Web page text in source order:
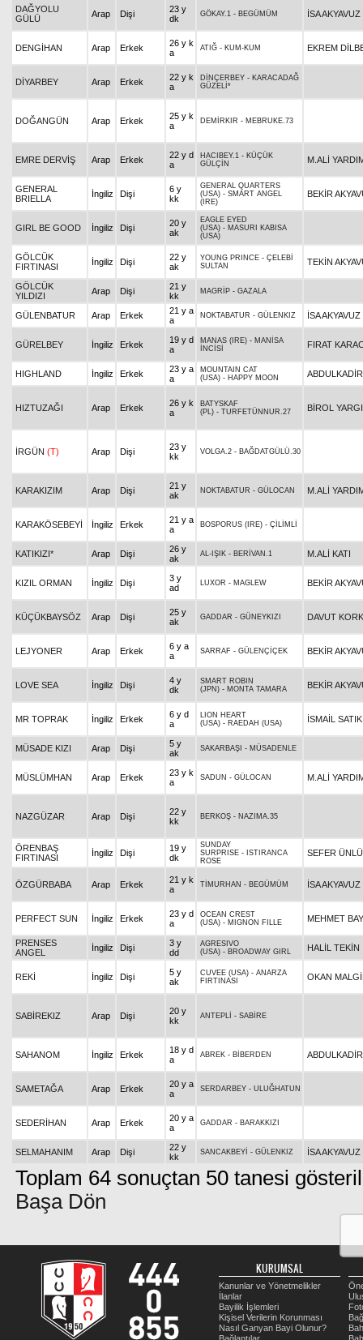
DAĞYOLU
GÜLÜ
Arap Dişi
23 y
dk
GÖKAY.1 - BEGÜMÜM İSA AKYAVUZ
DENGİHAN Arap Erkek
26 y k
a
ATIĞ - KUM-KUM EKREM
DİYARBEY Arap Erkek
22 y k
a
DİNÇERBEY - KARACADAĞ
GÜZELİ*
DOĞANGÜN Arap Erkek
25 y k
a
DEMİRKIR - MEBRUKE.73
EMRE DERVİŞ Arap Erkek
22 y d
a
HACIBEY.1 - KÜÇÜK
GÜLÇİN
M.ALİ
GENERAL
BRIELLA
İngiliz Dişi
6 y
kk
GENERAL QUARTERS
(USA) - SMART ANGEL
(IRE)
BEKİR
GIRL BE GOOD İngiliz Dişi
20 y
ak
EAGLE EYED
(USA) - MASURI KABISA
(USA)
GÖLCÜK
FIRTINASI
İngiliz Dişi
22 y
ak
YOUNG PRINCE - ÇELEBİ
SULTAN
TEKİN
GÖLCÜK
YILDIZI
Arap Dişi
21 y
kk
MAGRİP - GAZALA
GÜLENBATUR Arap Erkek
21 y a
a
NOKTABATUR - GÜLENKIZ İSA AKYAVUZ
GÜRELBEY İngiliz Erkek
19 y d
a
MANAS (IRE) - MANİSA
İNCİSİ
FIRAT
HIGHLAND İngiliz Erkek
23 y a
a
MOUNTAIN CAT
(USA) - HAPPY MOON
HIZTUZAĞI Arap Erkek
26 y k
a
BATYSKAF
(PL) - TURFETÜNNUR.27 BİROL YARGI
İRGÜN (T) Arap Dişi
23 y
kk
VOLGA.2 - BAĞDATGÜLÜ.30
KARAKIZIM Arap Dişi
21 y
ak
NOKTABATUR - GÜLOCAN M.ALİ
KARAKÖSEBEYİ İngiliz Erkek
21 y a
a
BOSPORUS (IRE) - ÇİLİMLİ
KATIKIZI* Arap Dişi
26 y
ak
AL-IŞIK - BERİVAN.1 M.ALİ KATI
KIZIL ORMAN İngiliz Dişi
3 y
ad
LUXOR - MAGLEW BEKİR
KÜÇÜKBAYSÖZ Arap Dişi
25 y
ak
GADDAR - GÜNEYKIZI DAVUT
LEJYONER Arap Erkek
6 y a
a
SARRAF - GÜLENÇİÇEK BEKİR
LOVE SEA İngiliz Dişi
4 y
dk
SMART ROBIN
(JPN) - MONTA TAMARA BEKİR
MR TOPRAK İngiliz Erkek
6 y d
a
LION HEART
(USA) - RAEDAH (USA) İSMAİL SATIK
MÜSADE KIZI Arap Dişi
5 y
ak
SAKARBAŞI - MÜSADENLE
MÜSLÜMHAN Arap Erkek
23 y k
a
SADUN - GÜLOCAN M.ALİ
NAZGÜZAR Arap Dişi
22 y
kk
BERKOŞ - NAZIMA.35
ÖRENBAŞ
FIRTINASI
İngiliz Dişi
19 y
dk
SUNDAY
SURPRISE - ISTIRANCA
ROSE
SEFER ÜNLÜ
ÖZGÜRBABA Arap Erkek
21 y k
a
TİMURHAN - BEGÜMÜM İSA AKYAVUZ
PERFECT SUN İngiliz Erkek
23 y d
a
OCEAN CREST
(USA) - MIGNON FILLE MEHMET
PRENSES
ANGEL
İngiliz Dişi
3 y
dd
AGRESIVO
(USA) - BROADWAY GIRL HALİL TEKİN
REKİ İngiliz Dişi
5 y
ak
CUVEE (USA) - ANARZA
FIRTINASI
OKAN
SABİREKIZ Arap Dişi
20 y
kk
ANTEPLİ - SABİRE
SAHANOM İngiliz Erkek
18 y d
a
ABREK - BİBERDEN
SAMETAĞA Arap Erkek
20 y a
a
SERDARBEY - ULUĞHATUN
SEDERİHAN Arap Erkek
20 y a
a
GADDAR - BARAKKIZI
SELMAHANIM Arap Dişi
22 y
kk
SANCAKBEYİ - GÜLENKIZ İSA AKYAVUZ
Toplam 64 sonuçtan 50 tanesi
Başa Dön
KURUMSAL
Kanunlar ve Yönetmelikler
İlanlar
Bayilik İşlemleri
Kişisel Verilerin Korunması
Nasıl Ganyan Bayi Olunur?